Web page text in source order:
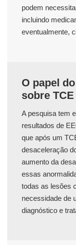
podem
incluindo
eventualmente,
O papel
sobre TCE
A pesquisa tem
resultados de
que após um
desaceleração
aumento da
essas
todas as lesões
necessidade de
diagnóstico e